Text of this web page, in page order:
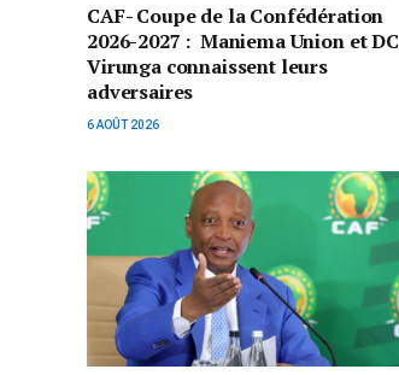
CAF- Coupe de la Confédération
2026-2027 : Maniema Union et DC
Virunga connaissent leurs
adversaires
6 AOÛT 2026